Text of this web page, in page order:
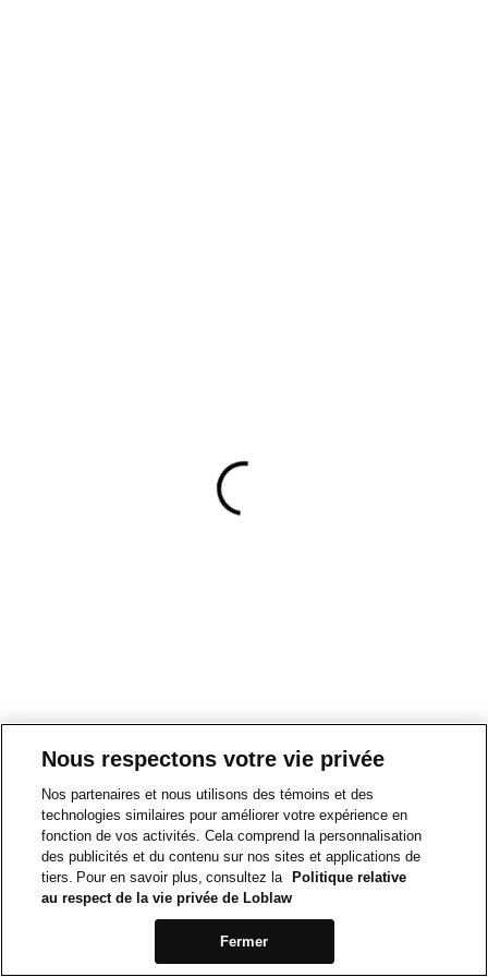
Nous respectons votre vie privée
Nos partenaires et nous utilisons des témoins et des
technologies similaires pour améliorer votre expérience en
fonction de vos activités. Cela comprend la personnalisation
des publicités et du contenu sur nos sites et applications de
tiers. Pour en savoir plus, consultez la
Politique relative
au respect de la vie privée de Loblaw
Fermer